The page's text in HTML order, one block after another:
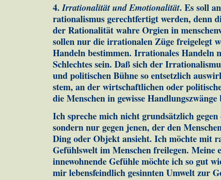
4.Irrationalität und Emotionalität. Es soll
ra­tio­na­lis­mus ge­rechtfertigt werden, denn
der Rationalität wah­re Orgien in
sol­len nur die irrationalen Züge frei­gelegt
Handeln be­stim­men. Irrationales Handeln
Schlechtes sein. Daß sich der
und politischen Bühne so entsetzlich
stem, an der wirtschaftlichen oder
die Men­schen in gewisse
Ich spreche mich nicht grundsätzlich
sondern nur ge­gen jenen, der den
Ding oder Objekt ansieht. Ich möchte mit
Gefühlswelt im Men­schen freilegen. Meine
innewoh­nende Gefühle möchte ich so gut
mir le­bens­feindlich gesinnten Umwelt zur